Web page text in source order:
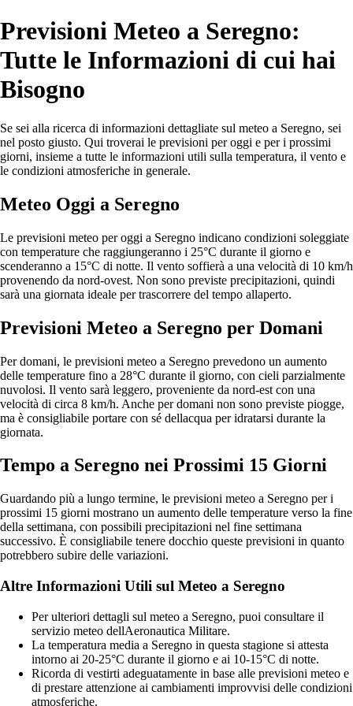
Previsioni Meteo a Seregno:
Tutte le Informazioni di cui hai
Bisogno
Se sei alla ricerca di informazioni dettagliate sul meteo a Seregno, sei
nel posto giusto. Qui troverai le previsioni per oggi e per i prossimi
giorni, insieme a tutte le informazioni utili sulla temperatura, il vento e
le condizioni atmosferiche in generale.
Meteo Oggi a Seregno
Le previsioni meteo per oggi a Seregno indicano condizioni soleggiate
con temperature che raggiungeranno i 25°C durante il giorno e
scenderanno a 15°C di notte. Il vento soffierà a una velocità di 10 km/h
provenendo da nord-ovest. Non sono previste precipitazioni, quindi
sarà una giornata ideale per trascorrere del tempo allaperto.
Previsioni Meteo a Seregno per Domani
Per domani, le previsioni meteo a Seregno prevedono un aumento
delle temperature fino a 28°C durante il giorno, con cieli parzialmente
nuvolosi. Il vento sarà leggero, proveniente da nord-est con una
velocità di circa 8 km/h. Anche per domani non sono previste piogge,
ma è consigliabile portare con sé dellacqua per idratarsi durante la
giornata.
Tempo a Seregno nei Prossimi 15 Giorni
Guardando più a lungo termine, le previsioni meteo a Seregno per i
prossimi 15 giorni mostrano un aumento delle temperature verso la fine
della settimana, con possibili precipitazioni nel fine settimana
successivo. È consigliabile tenere docchio queste previsioni in quanto
potrebbero subire delle variazioni.
Altre Informazioni Utili sul Meteo a Seregno
Per ulteriori dettagli sul meteo a Seregno, puoi consultare il
servizio meteo dellAeronautica Militare.
La temperatura media a Seregno in questa stagione si attesta
intorno ai 20-25°C durante il giorno e ai 10-15°C di notte.
Ricorda di vestirti adeguatamente in base alle previsioni meteo e
di prestare attenzione ai cambiamenti improvvisi delle condizioni
atmosferiche.